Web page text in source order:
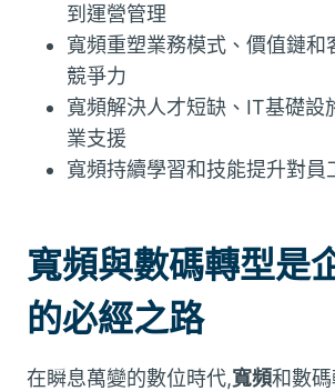
到運營管理
寬頻重塑業務模式、價值鏈和
競爭力
寬頻解決人才短缺、IT基礎設
業支援
寬頻持續學習和技能提升對員
寬頻與數碼轉型是
的必經之路
在瞬息萬變的數位時代,寬頻和數